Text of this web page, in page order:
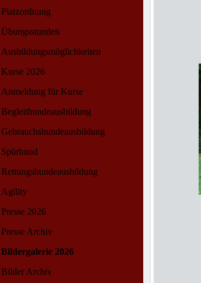
Platzordnung
Übungsstunden
Ausbildungsmöglichkeiten
Kurse 2026
Anmeldung für Kurse
Begleithundeausbildung
Gebrauchshundeausbildung
Spürhund
Rettungshundeausbildung
Agility
Presse 2026
Presse Archiv
Bildergalerie 2026
Bilder Archiv